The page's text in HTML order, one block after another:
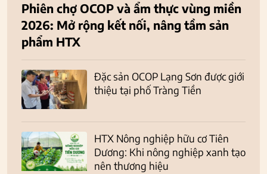
Phiên chợ OCOP và ẩm thực vùng miền
2026: Mở rộng kết nối, nâng tầm sản
phẩm HTX
Đặc sản OCOP Lạng Sơn được giới
thiệu tại phố Tràng Tiền
HTX Nông nghiệp hữu cơ Tiên
Dương: Khi nông nghiệp xanh tạo
nên thương hiệu